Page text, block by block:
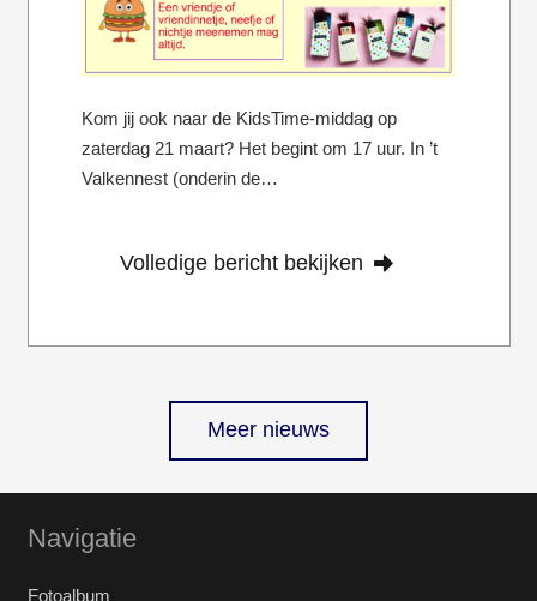
Kom jij ook naar de KidsTime-middag op
zaterdag 21 maart? Het begint om 17 uur. In ’t
Valkennest (onderin de…
Volledige bericht bekijken
Meer nieuws
Navigatie
Fotoalbum